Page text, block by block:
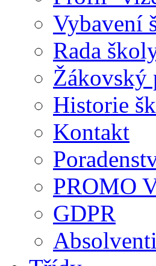
Vybavení
Rada
Žákovský
Historie
Kontakt
PROMO
GDPR
Absolventi